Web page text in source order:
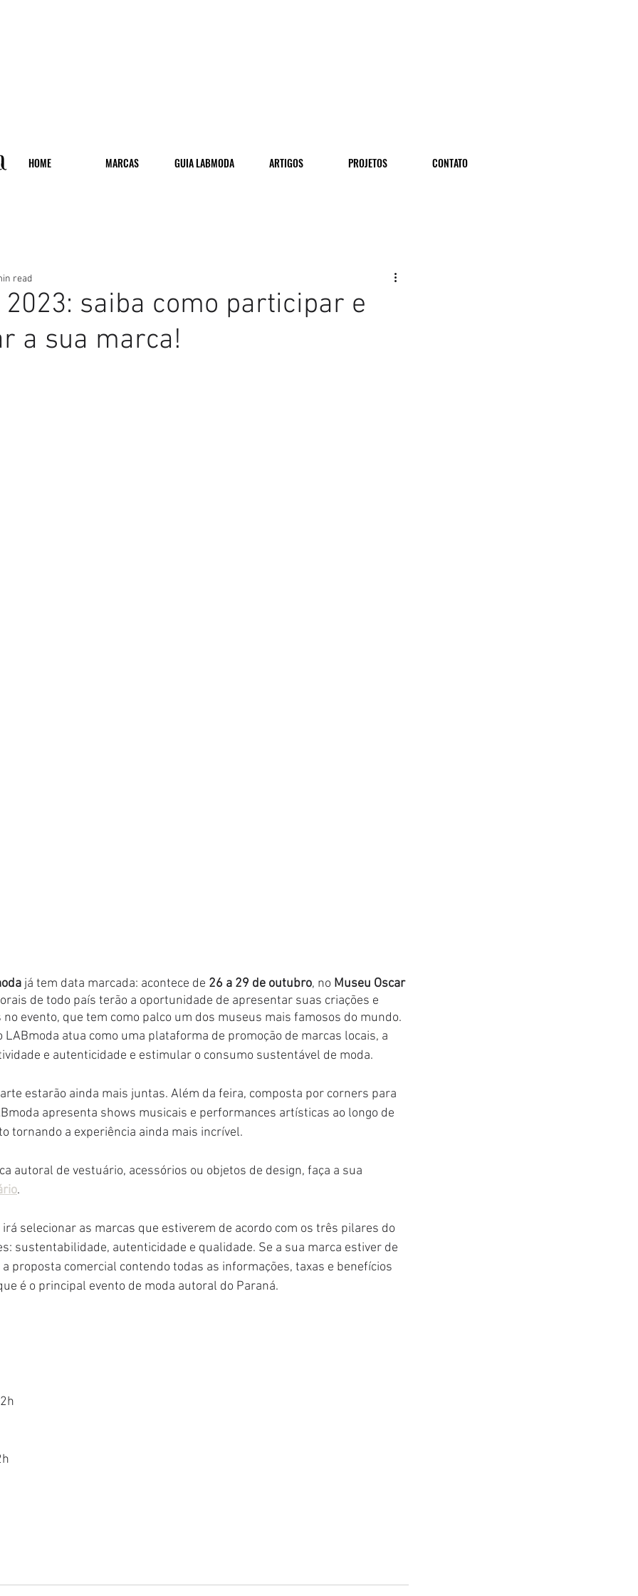
HOME MARCAS GUIA LABMODA ARTIGOS PROJETOS CONTATO
2023: saiba como participar e
a sua marca!
read
já tem data marcada: acontece de 26 a 29 de outubro, no Museu Oscar
de todo país terão a oportunidade de apresentar suas criações e
evento, que tem como palco um dos museus mais famosos do mundo.
LABmoda atua como uma plataforma de promoção de marcas locais, a
e autenticidade e estimular o consumo sustentável de moda.
estarão ainda mais juntas. Além da feira, composta por corners para
apresenta shows musicais e performances artísticas ao longo de
tornando a experiência ainda mais incrível.
autoral de vestuário, acessórios ou objetos de design, faça a sua
.
selecionar as marcas que estiverem de acordo com os três pilares do
sustentabilidade, autenticidade e qualidade. Se a sua marca estiver de
a proposta comercial contendo todas as informações, taxas e benefícios
é o principal evento de moda autoral do Paraná.